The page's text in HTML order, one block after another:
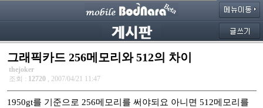
그래픽카드 256메모리와 512의 차이
thejoker
조회 : 12720 , 2007/04/21 11:47
1950gt를 기준으로 256메모리를 써야되요 아니면 512메모리를